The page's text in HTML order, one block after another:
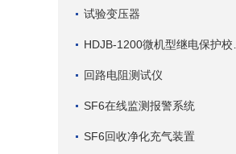
试验变压器
回路电阻测试仪
SF6在线监测报警系统
SF6回收净化充气装置